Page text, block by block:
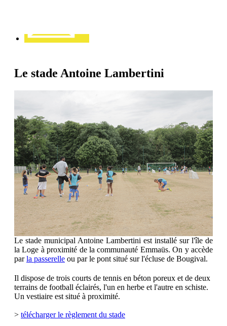
Le stade Antoine Lambertini
Le stade municipal Antoine Lambertini est installé sur l'île de
la Loge à proximité de la communauté Emmaüs. On y accède
parla passerelle ou par le pont situé sur l'écluse de Bougival.
Il dispose de trois courts de tennis en béton poreux et de deux
terrains de football éclairés, l'un en herbe et l'autre en schiste.
Un vestiaire est situé à proximité.
> télécharger le règlement du stade